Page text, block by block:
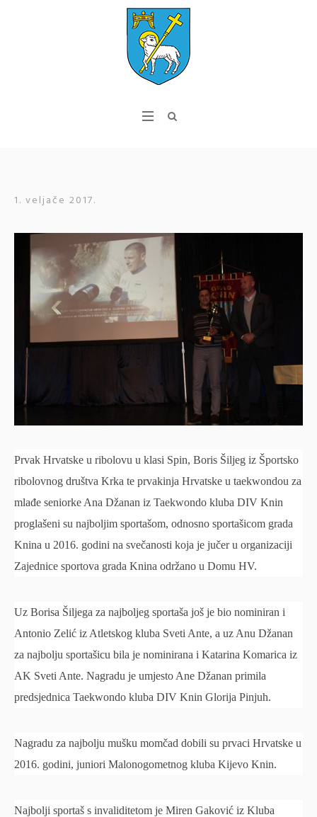
1. veljače 2017.
Prvak Hrvatske u ribolovu u klasi Spin, Boris Šiljeg iz Športsko
ribolovnog društva Krka te prvakinja Hrvatske u taekwondou za
mlađe seniorke Ana Džanan iz Taekwondo kluba DIV Knin
proglašeni su najboljim sportašom, odnosno sportašicom grada
Knina u 2016. godini na svečanosti koja je jučer u organizaciji
Zajednice sportova grada Knina održano u Domu HV.
Uz Borisa Šiljega za najboljeg sportaša još je bio nominiran i
Antonio Zelić iz Atletskog kluba Sveti Ante, a uz Anu Džanan
za najbolju sportašicu bila je nominirana i Katarina Komarica iz
AK Sveti Ante. Nagradu je umjesto Ane Džanan primila
predsjednica Taekwondo kluba DIV Knin Glorija Pinjuh.
Nagradu za najbolju mušku momčad dobili su prvaci Hrvatske u
2016. godini, juniori Malonogometnog kluba Kijevo Knin.
Najbolji sportaš s invaliditetom je Miren Gaković iz Kluba